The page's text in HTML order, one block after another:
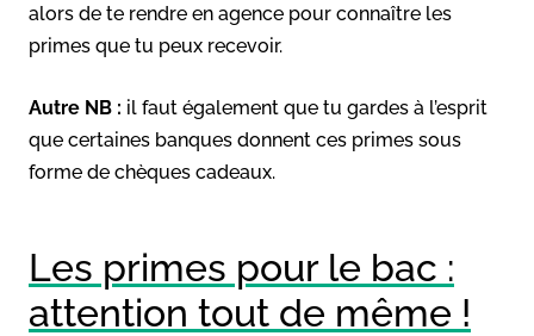
alors de te rendre en agence pour connaître les
primes que tu peux recevoir.
Autre NB : il faut également que tu gardes à l’esprit
que certaines banques donnent ces primes sous
forme de chèques cadeaux.
Les primes pour le bac :
attention tout de même !